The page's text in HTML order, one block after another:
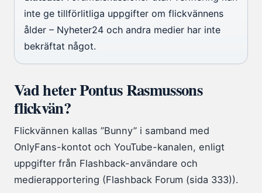
inte ge tillförlitliga uppgifter om flickvännens
ålder – Nyheter24 och andra medier har inte
bekräftat något.
Vad heter Pontus Rasmussons
flickvän?
Flickvännen kallas ”Bunny” i samband med
OnlyFans-kontot och YouTube-kanalen, enligt
uppgifter från Flashback-användare och
medierapportering (Flashback Forum (sida 333)).